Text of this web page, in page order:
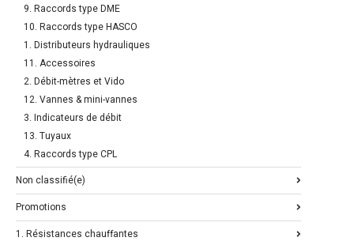
9. Raccords type DME
10. Raccords type HASCO
1. Distributeurs hydrauliques
11. Accessoires
2. Débit-mètres et Vido
12. Vannes & mini-vannes
3. Indicateurs de débit
13. Tuyaux
4. Raccords type CPL
Non classifié(e)
Promotions
1. Résistances chauffantes